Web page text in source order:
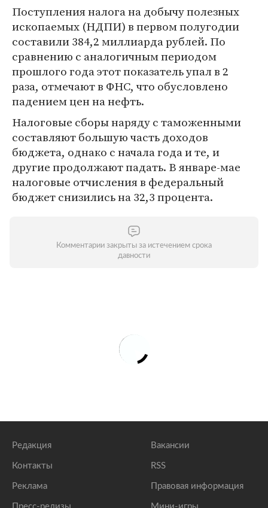
Поступления налога на добычу полезных
ископаемых (НДПИ) в первом полугодии
составили 384,2 миллиарда рублей. По
сравнению с аналогичным периодом
прошлого года этот показатель упал в 2
раза, отмечают в ФНС, что обусловлено
падением цен на нефть.
Налоговые сборы наряду с таможенными
составляют большую часть доходов
бюджета, однако с начала года и те, и
другие продолжают падать. В январе-мае
налоговые отчисления в федеральный
бюджет снизились на 32,3 процента.
Комментарии закрыты за истечением срока
давности
Редакция
Контакты
Реклама
Вакансии
RSS
Правовая информация